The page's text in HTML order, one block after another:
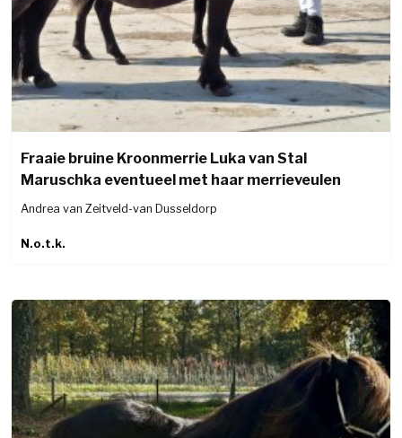
Fraaie bruine Kroonmerrie Luka van Stal
Maruschka eventueel met haar merrieveulen
Andrea van Zeitveld-van Dusseldorp
N.o.t.k.